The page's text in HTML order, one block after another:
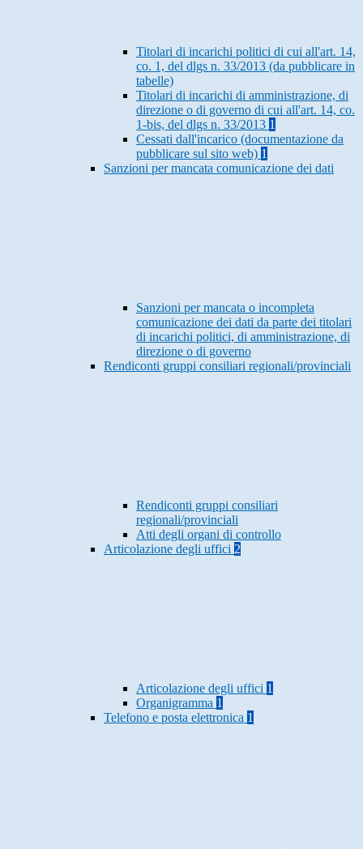
Titolari di incarichi politici di cui all'art. 14,
co. 1, del dlgs n. 33/2013 (da pubblicare in
tabelle)
Titolari di incarichi di amministrazione, di
direzione o di governo di cui all'art. 14, co.
1-bis, del dlgs n. 33/2013 1
Cessati dall'incarico (documentazione da
pubblicare sul sito web) 1
Sanzioni per mancata comunicazione dei dati
Sanzioni per mancata o incompleta
comunicazione dei dati da parte dei titolari
di incarichi politici, di amministrazione, di
direzione o di governo
Rendiconti gruppi consiliari regionali/provinciali
Rendiconti gruppi consiliari
regionali/provinciali
Atti degli organi di controllo
Articolazione degli uffici 2
Articolazione degli uffici 1
Organigramma 1
Telefono e posta elettronica 1